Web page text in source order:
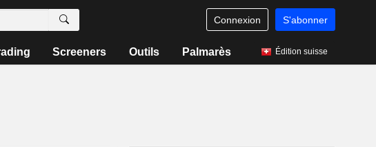
Connexion S'abonner
Screeners Outils Palmarès Édition suisse